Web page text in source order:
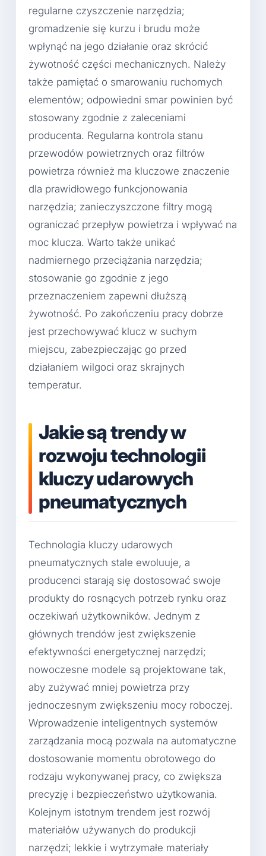
regularne czyszczenie narzędzia;
gromadzenie się kurzu i brudu może
wpłynąć na jego działanie oraz skrócić
żywotność części mechanicznych. Należy
także pamiętać o smarowaniu ruchomych
elementów; odpowiedni smar powinien być
stosowany zgodnie z zaleceniami
producenta. Regularna kontrola stanu
przewodów powietrznych oraz filtrów
powietrza również ma kluczowe znaczenie
dla prawidłowego funkcjonowania
narzędzia; zanieczyszczone filtry mogą
ograniczać przepływ powietrza i wpływać na
moc klucza. Warto także unikać
nadmiernego przeciążania narzędzia;
stosowanie go zgodnie z jego
przeznaczeniem zapewni dłuższą
żywotność. Po zakończeniu pracy dobrze
jest przechowywać klucz w suchym
miejscu, zabezpieczając go przed
działaniem wilgoci oraz skrajnych
temperatur.
Jakie są trendy w
rozwoju technologii
kluczy udarowych
pneumatycznych
Technologia kluczy udarowych
pneumatycznych stale ewoluuje, a
producenci starają się dostosować swoje
produkty do rosnących potrzeb rynku oraz
oczekiwań użytkowników. Jednym z
głównych trendów jest zwiększenie
efektywności energetycznej narzędzi;
nowoczesne modele są projektowane tak,
aby zużywać mniej powietrza przy
jednoczesnym zwiększeniu mocy roboczej.
Wprowadzenie inteligentnych systemów
zarządzania mocą pozwala na automatyczne
dostosowanie momentu obrotowego do
rodzaju wykonywanej pracy, co zwiększa
precyzję i bezpieczeństwo użytkowania.
Kolejnym istotnym trendem jest rozwój
materiałów używanych do produkcji
narzędzi; lekkie i wytrzymałe materiały